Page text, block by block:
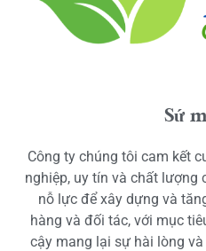
Sứ
Công ty chúng tôi cam kết
nghiệp, uy tín và chất lượng
nỗ lực để xây dựng và
hàng và đối tác, với mục
cậy mang lại sự hài lòng